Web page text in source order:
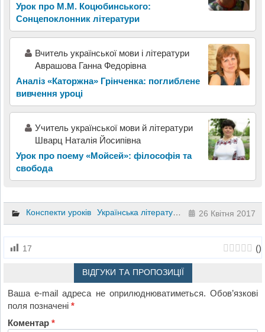
Урок про М.М. Коцюбинського:
Сонцепоклонник літератури
Вчитель української мови і літератури
Аврашова Ганна Федорівна
Аналіз «Каторжна» Грінченка: поглиблене
вивчення уроці
Учитель української мови й літератури
Шварц Наталія Йосипівна
Урок про поему «Мойсей»: філософія та
свобода
Конспекти уроків Українська література 11 клас
26 Квітня 2017
17 ()
ВІДГУКИ ТА ПРОПОЗИЦІЇ
Ваша e-mail адреса не оприлюднюватиметься. Обов’язкові
поля позначені*
Коментар*